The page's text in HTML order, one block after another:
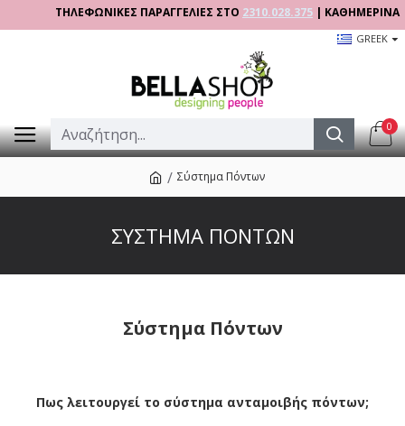
ΤΗΛΕΦΩΝΙΚΕΣ ΠΑΡΑΓΓΕΛΙΕΣ ΣΤΟ2310.028.375| ΚΑΘΗΜΕΡΙΝΑ
GREEK
0
Σύστημα Πόντων
ΣΎΣΤΗΜΑ ΠΌΝΤΩΝ
Σύστημα Πόντων
Πως λειτουργεί το σύστημα ανταμοιβής πόντων;